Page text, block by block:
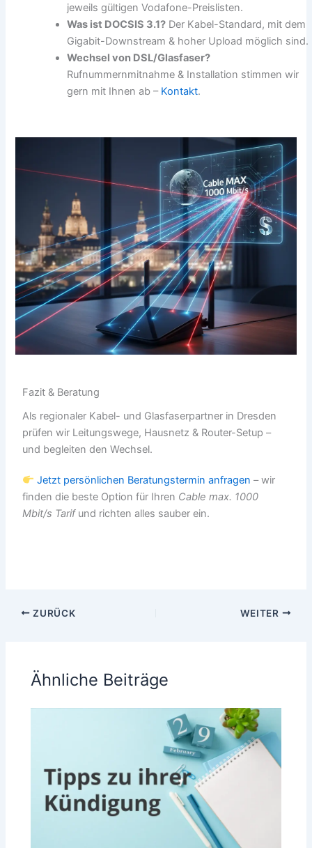
jeweils gültigen Vodafone-Preislisten.
Was ist DOCSIS 3.1? Der Kabel-Standard, mit dem
Gigabit-Downstream & hoher Upload möglich sind.
Wechsel von DSL/Glasfaser?
Rufnummernmitnahme & Installation stimmen wir
gern mit Ihnen ab – Kontakt.
Fazit & Beratung
Als regionaler Kabel- und Glasfaserpartner in Dresden
prüfen wir Leitungswege, Hausnetz & Router-Setup –
und begleiten den Wechsel.
Jetzt persönlichen Beratungstermin anfragen – wir
finden die beste Option für Ihren Cable max. 1000
Mbit/s Tarifund richten alles sauber ein.
ZURÜCK WEITER
Ähnliche Beiträge